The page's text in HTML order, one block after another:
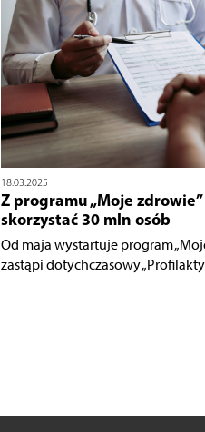
18.03.2025
Z programu „Moje
skorzystać 30 mln osób
Od maja wystartuje program
zastąpi dotychczasowy